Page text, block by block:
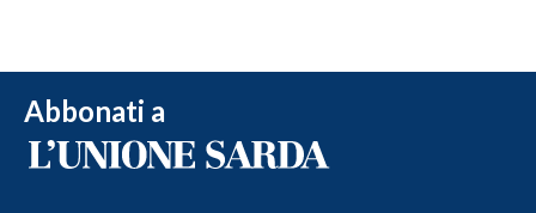
Abbonati a